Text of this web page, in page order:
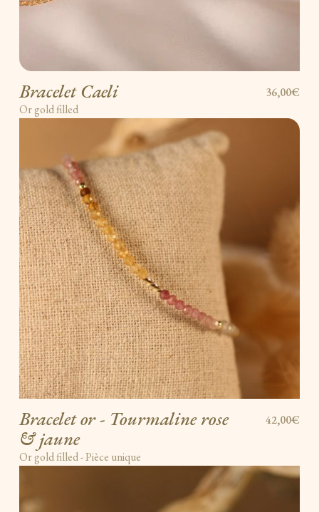
Bracelet Caeli
36,00€
Or gold filled
Bracelet or - Tourmaline rose
& jaune
42,00€
Or gold filled - Pièce unique